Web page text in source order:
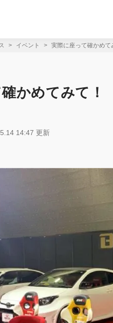
イベント 実際に座って確かめ
確かめてみて
14:47 更新